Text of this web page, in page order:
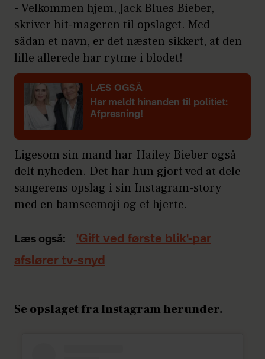
- Velkommen hjem, Jack Blues Bieber,
skriver hit-mageren til opslaget. Med
sådan et navn, er det næsten sikkert, at den
lille allerede har rytme i blodet!
LÆS OGSÅ
Har meldt hinanden til politiet:
Afpresning!
Ligesom sin mand har Hailey Bieber også
delt nyheden. Det har hun gjort ved at dele
sangerens opslag i sin Instagram-story
med en bamseemoji og et hjerte.
Læs også:
'Gift ved første blik'-par
afslører tv-snyd
Se opslaget fra Instagram herunder.